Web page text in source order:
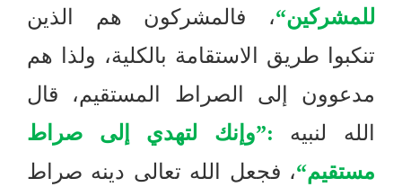
للمشركين“، فالمشركون هم الذين
تنكبوا طريق الاستقامة بالكلية، ولذا هم
مدعوون إلى الصراط المستقيم، قال
الله لنبيه :”وإنك لتهدي إلى صراط
مستقيم“، فجعل الله تعالى دينه صراط